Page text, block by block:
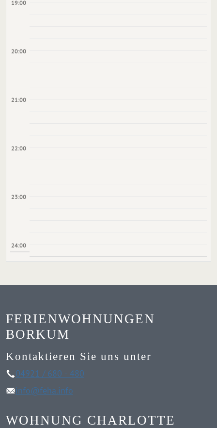
19:00
20:00
21:00
22:00
23:00
24:00
FERIENWOHNUNGEN
BORKUM
Kontaktieren Sie uns unter
04921 / 680 - 480
info@feha.info
WOHNUNG CHARLOTTE